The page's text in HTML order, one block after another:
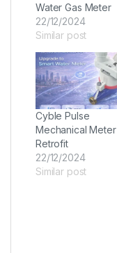
Water Gas Meter
22/12/2024
Similar post
Cyble Pulse
Mechanical Meter
Retrofit
22/12/2024
Similar post